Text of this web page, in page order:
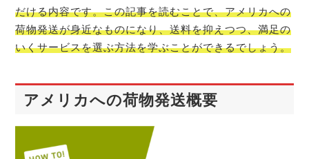
だける内容です。この記事を読むことで、アメリカへの
荷物発送が身近なものになり、送料を抑えつつ、満足の
いくサービスを選ぶ方法を学ぶことができるでしょう。
アメリカへの荷物発送概要